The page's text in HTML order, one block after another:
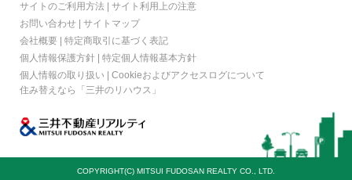
サイトのご利用方法 | サイト利用上の注意
お問い合わせ | サイトマップ
会社概要 | 特定商取引に基づく表記
個人情報保護方針 | 特定個人情報基本方針
個人情報の取り扱い | Cookieおよびアクセスログについて
住み替えなら
「三井のリハウス」
COPYRIGHT(C) MITSUI FUDOSAN REALTY CO., LTD.